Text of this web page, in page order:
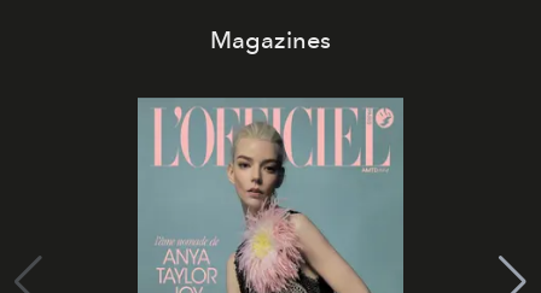
Magazines